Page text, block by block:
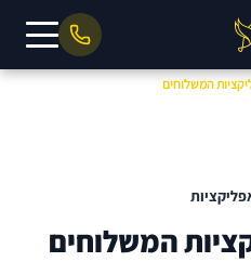
המשלוחים
המשלוחים